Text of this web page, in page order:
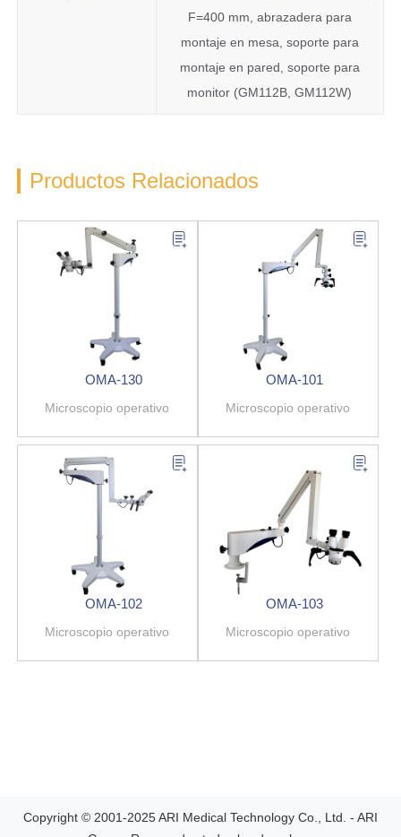
F=400 mm, abrazadera para
montaje en mesa, soporte para
montaje en pared, soporte para
monitor (GM112B, GM112W)
Productos Relacionados
OMA-130
Microscopio operativo
OMA-101
Microscopio operativo
OMA-102
Microscopio operativo
OMA-103
Microscopio operativo
Copyright © 2001-2025 ARI Medical Technology Co., Ltd. - ARI